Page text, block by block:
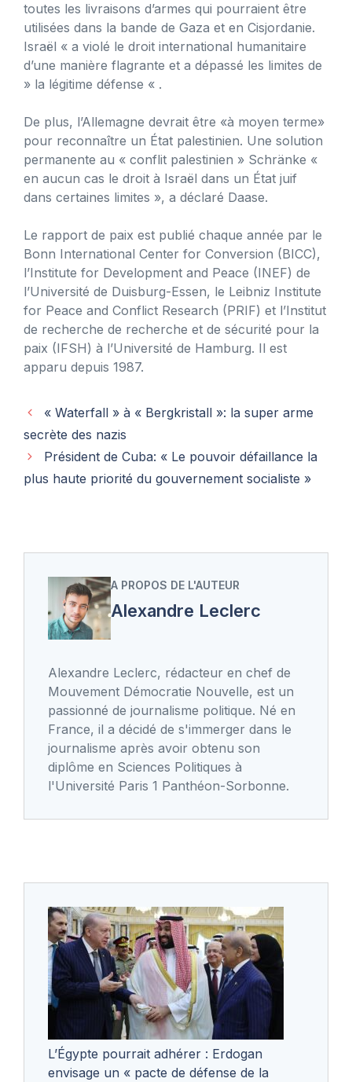
toutes les livraisons d’armes qui pourraient être
utilisées dans la bande de Gaza et en Cisjordanie.
Israël « a violé le droit international humanitaire
d’une manière flagrante et a dépassé les limites de
» la légitime défense « .
De plus, l’Allemagne devrait être «à moyen terme»
pour reconnaître un État palestinien. Une solution
permanente au « conflit palestinien » Schränke «
en aucun cas le droit à Israël dans un État juif
dans certaines limites », a déclaré Daase.
Le rapport de paix est publié chaque année par le
Bonn International Center for Conversion (BICC),
l’Institute for Development and Peace (INEF) de
l’Université de Duisburg-Essen, le Leibniz Institute
for Peace and Conflict Research (PRIF) et l’Institut
de recherche de recherche et de sécurité pour la
paix (IFSH) à l’Université de Hamburg. Il est
apparu depuis 1987.
« Waterfall » à « Bergkristall »: la super arme
secrète des nazis
Président de Cuba: « Le pouvoir défaillance la
plus haute priorité du gouvernement socialiste »
A PROPOS DE L'AUTEUR
Alexandre Leclerc
Alexandre Leclerc, rédacteur en chef de
Mouvement Démocratie Nouvelle, est un
passionné de journalisme politique. Né en
France, il a décidé de s'immerger dans le
journalisme après avoir obtenu son
diplôme en Sciences Politiques à
l'Université Paris 1 Panthéon-Sorbonne.
L’Égypte pourrait adhérer : Erdogan
envisage un « pacte de défense de la